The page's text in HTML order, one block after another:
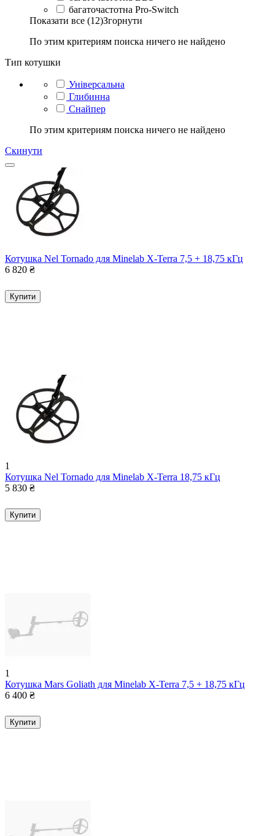
багаточастотна Pro-Switch
Показати все (12)Згорнути
По этим критериям поиска ничего не найдено
Тип котушки
Універсальна
Глибинна
Снайпер
По этим критериям поиска ничего не найдено
Скинути
Котушка Nel Tornado для Minelab X-Terra 7,5 + 18,75 кГц
6 820 ₴
Купити
1
Котушка Nel Tornado для Minelab X-Terra 18,75 кГц
5 830 ₴
Купити
1
Котушка Mars Goliath для Minelab X-Terra 7,5 + 18,75 кГц
6 400 ₴
Купити